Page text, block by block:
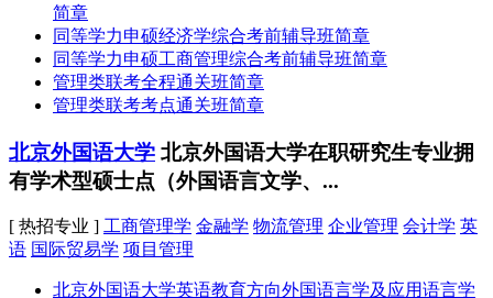
简章
同等学力申硕经济学综合考前辅导班简章
同等学力申硕工商管理综合考前辅导班简章
管理类联考全程通关班简章
管理类联考考点通关班简章
北京外国语大学 北京外国语大学在职研究生专业拥
有学术型硕士点（外国语言文学、...
[ 热招专业 ] 工商管理学 金融学 物流管理 企业管理 会计学 英
语 国际贸易学 项目管理
北京外国语大学英语教育方向外国语言学及应用语言学